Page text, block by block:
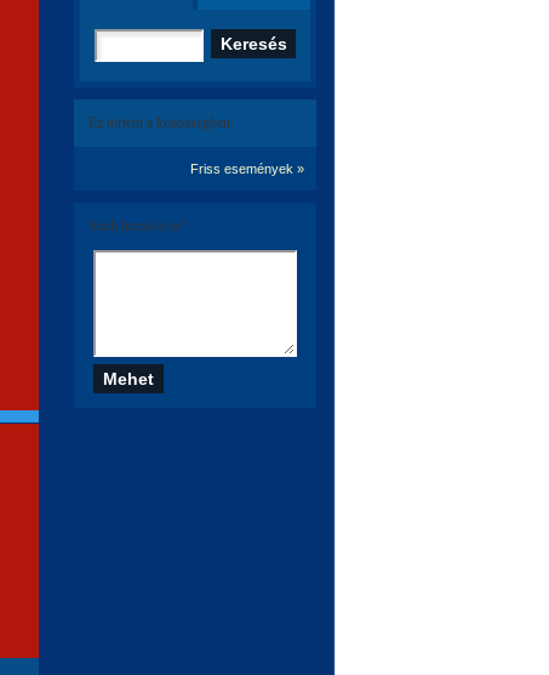
Ez történt a közösségben:
Friss események »
Szólj hozzá te is!